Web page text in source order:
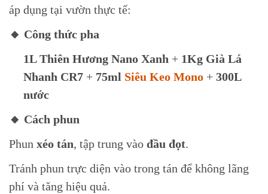
áp dụng tại vườn thực tế:
🔸 Công thức pha
1L Thiên Hương Nano Xanh + 1Kg Già Lá
Nhanh CR7 + 75ml Siêu Keo Mono + 300L
nước
🔸 Cách phun
Phun xéo tán, tập trung vào đầu đọt.
Tránh phun trực diện vào trong tán để không lãng
phí và tăng hiệu quả.